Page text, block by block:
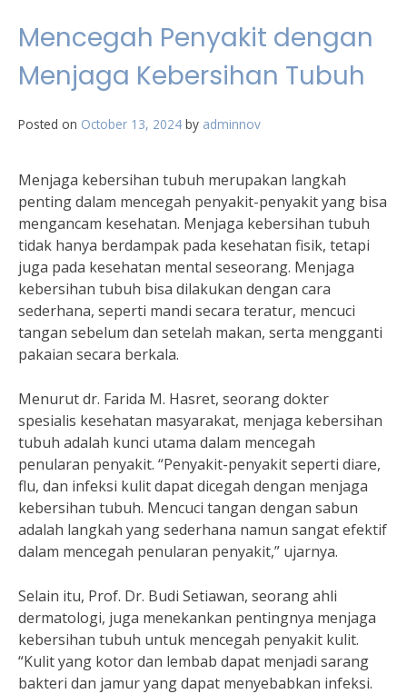
Mencegah Penyakit dengan
Menjaga Kebersihan Tubuh
Posted on October 13, 2024 by adminnov
Menjaga kebersihan tubuh merupakan langkah
penting dalam mencegah penyakit-penyakit yang bisa
mengancam kesehatan. Menjaga kebersihan tubuh
tidak hanya berdampak pada kesehatan fisik, tetapi
juga pada kesehatan mental seseorang. Menjaga
kebersihan tubuh bisa dilakukan dengan cara
sederhana, seperti mandi secara teratur, mencuci
tangan sebelum dan setelah makan, serta mengganti
pakaian secara berkala.
Menurut dr. Farida M. Hasret, seorang dokter
spesialis kesehatan masyarakat, menjaga kebersihan
tubuh adalah kunci utama dalam mencegah
penularan penyakit. “Penyakit-penyakit seperti diare,
flu, dan infeksi kulit dapat dicegah dengan menjaga
kebersihan tubuh. Mencuci tangan dengan sabun
adalah langkah yang sederhana namun sangat efektif
dalam mencegah penularan penyakit,” ujarnya.
Selain itu, Prof. Dr. Budi Setiawan, seorang ahli
dermatologi, juga menekankan pentingnya menjaga
kebersihan tubuh untuk mencegah penyakit kulit.
“Kulit yang kotor dan lembab dapat menjadi sarang
bakteri dan jamur yang dapat menyebabkan infeksi.